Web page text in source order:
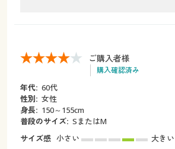
ご購入者様
購入確認済み
年代: 60代
性別: 女性
身長: 150～155cm
普段のサイズ: SまたはM
サイズ感 小さい
大きい